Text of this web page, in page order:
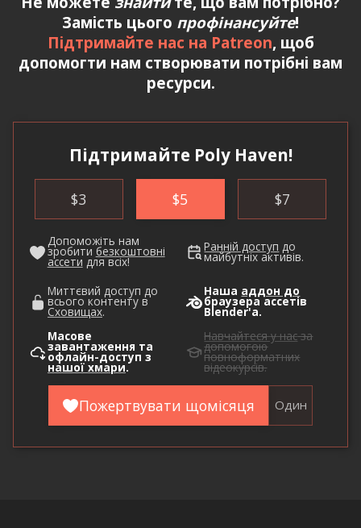
Замість цього профінансуйте!
Підтримайте нас на Patreon, щоб
допомогти нам створювати потрібні вам
ресурси.
Підтримайте Poly Haven!
$3 $5 $7
Допоможіть нам
зробити безкоштовні
ассети для всіх!
Ранній доступ до
майбутніх активів.
Миттєвий доступ до
всього контенту в
Сховищах.
Наша аддон до
браузера ассетів
Blender'а.
Масове
завантаження та
офлайн-доступ з
нашої хмари.
Навчайтеся у насза
допомогою
повноформатних
відеокурсів.
Пожертвувати щомісяця Один